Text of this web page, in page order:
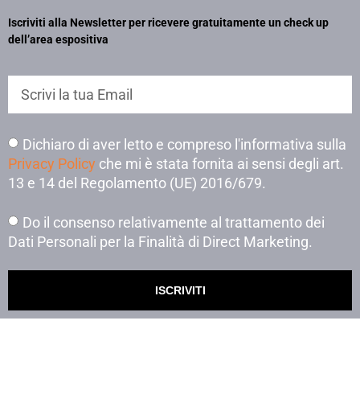
Iscriviti alla Newsletter per ricevere gratuitamente un check up
dell’area espositiva
Dichiaro di aver letto e compreso l'informativa sulla
Privacy Policy che mi è stata fornita ai sensi degli art.
13 e 14 del Regolamento (UE) 2016/679.
Do il consenso relativamente al trattamento dei
Dati Personali per la Finalità di Direct Marketing.
ISCRIVITI